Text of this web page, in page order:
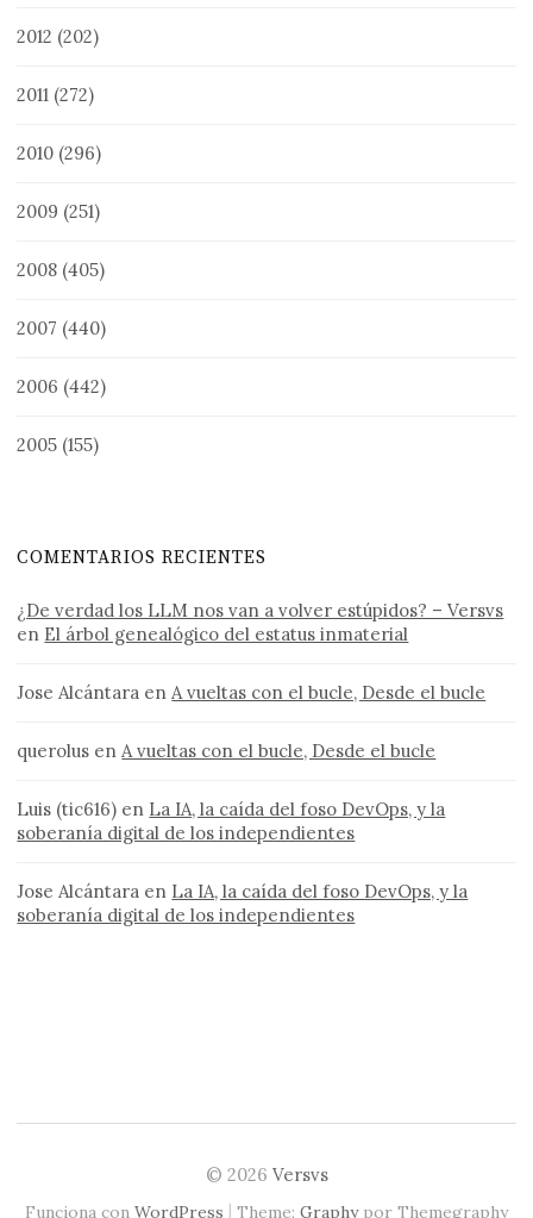
2012 (202)
2011 (272)
2010 (296)
2009 (251)
2008 (405)
2007 (440)
2006 (442)
2005 (155)
COMENTARIOS RECIENTES
¿De verdad los LLM nos van a volver estúpidos? – Versvs
en El árbol genealógico del estatus inmaterial
Jose Alcántara enA vueltas con el bucle, Desde el bucle
querolus enA vueltas con el bucle, Desde el bucle
Luis (tic616) en La IA, la caída del foso DevOps, y la
soberanía digital de los independientes
Jose Alcántara en La IA, la caída del foso DevOps, y la
soberanía digital de los independientes
© 2026 Versvs
Funciona con WordPress | Theme: Graphypor Themegraphy